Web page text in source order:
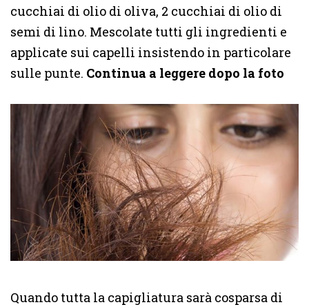
cucchiai di olio di oliva, 2 cucchiai di olio di
semi di lino. Mescolate tutti gli ingredienti e
applicate sui capelli insistendo in particolare
sulle punte. Continua a leggere dopo la foto
Quando tutta la capigliatura sarà cosparsa di